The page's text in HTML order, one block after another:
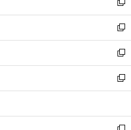
で
開
く
ド
ウ
で
開
く
ィ
ン
ド
ウ
で
開
く
い
ウ
ィ
ン
ド
ウ
で
開
新
し
い
ウ
ィ
ン
ド
ウ
開
新
し
い
ウ
ィ
ン
ウ
新
し
い
ウ
ン
新
し
ウ